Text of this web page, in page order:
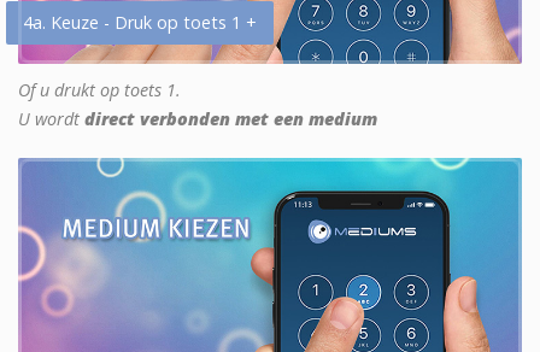
4a. Keuze - Druk op toets 1 +
Of u drukt op toets 1.
U wordt direct verbonden met een medium